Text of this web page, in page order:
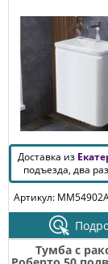
Доставка из
подъезда, два
Артикул:
Тумба с